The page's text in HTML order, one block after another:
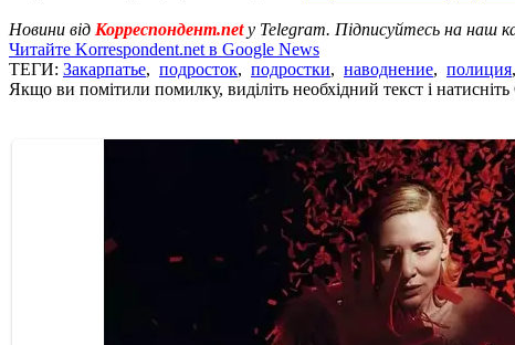
Новини від Корреспондент.netу Telegram. Підписуйтесь на наш
Читайте Korrespondent.net в Google News
ТЕГИ: Закарпатье, подросток, подростки, наводнение, полиция,
Якщо ви помітили помилку, виділіть необхідний текст і